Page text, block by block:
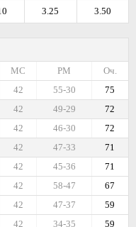
3.50
3.25
Оч.
РМ
МС
75
55-30
42
72
49-29
42
72
46-30
42
71
47-33
42
71
45-36
42
67
58-47
42
59
47-37
42
59
34-35
42